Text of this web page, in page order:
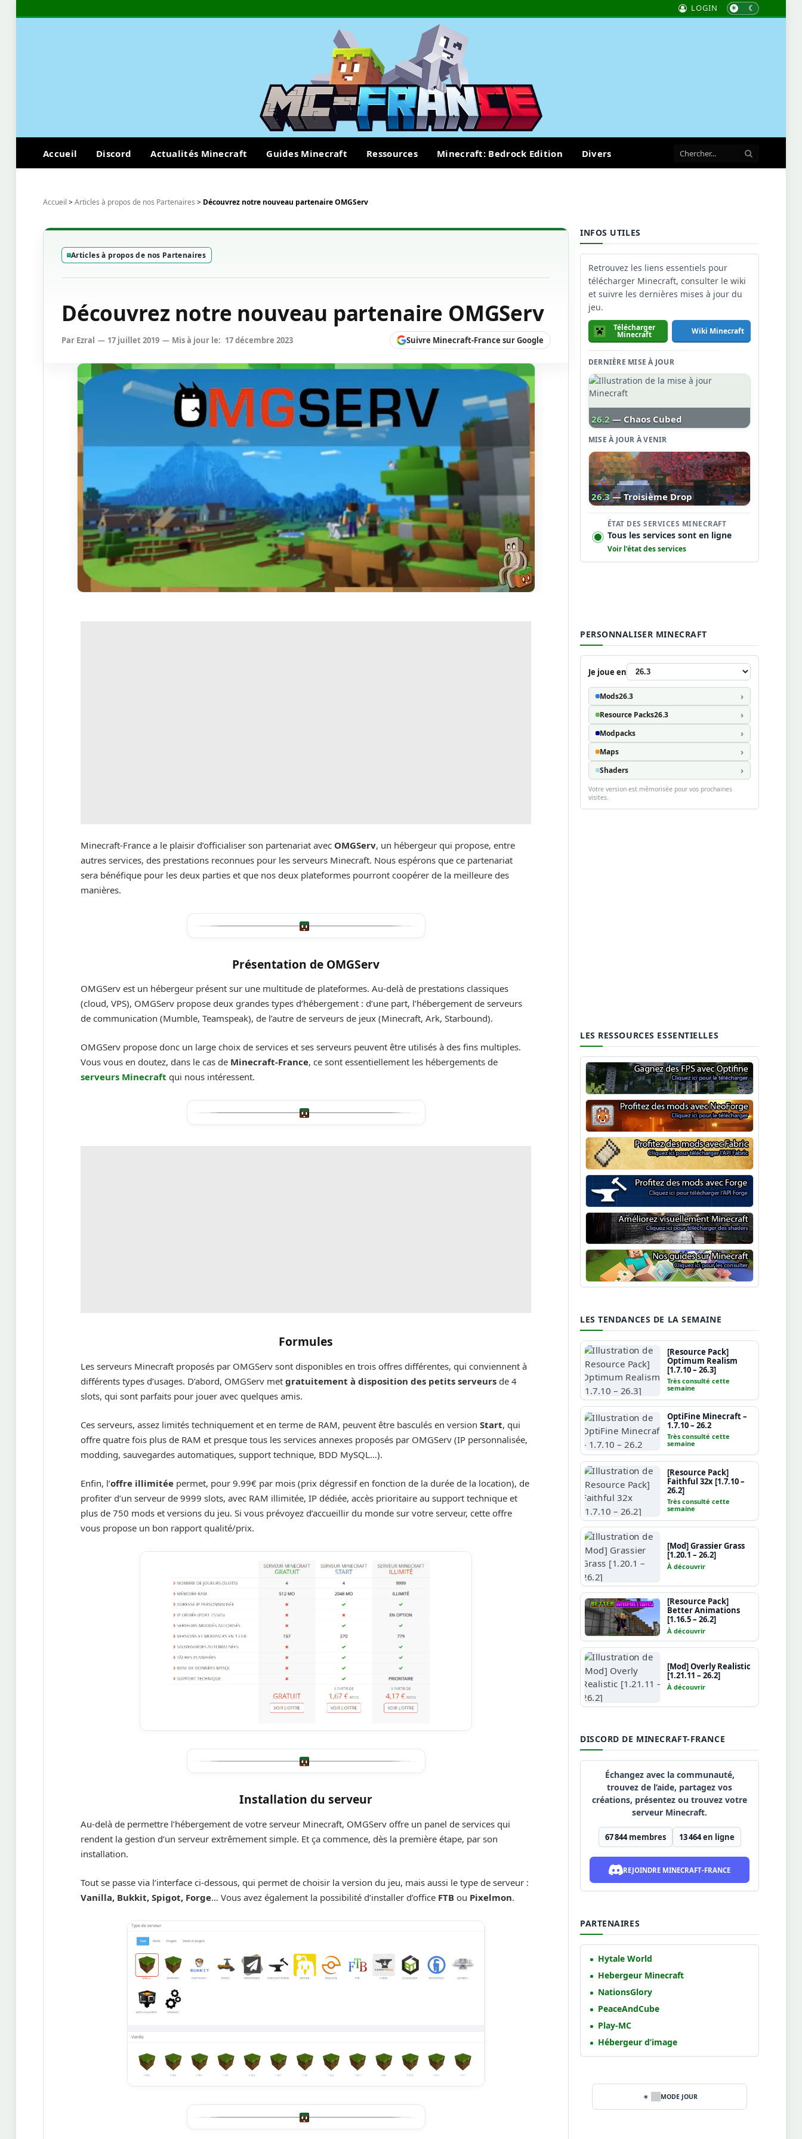
LOGIN
Accueil Discord Actualités Minecraft Guides Minecraft Ressources Minecraft: Bedrock Edition Divers
Accueil >Articles à propos de nos Partenaires > Découvrez notre nouveau partenaire OMGServ
Articles à propos de nos Partenaires
Découvrez notre nouveau partenaire OMGServ
Par Ezral 17 juillet 2019 Mis à jour le: 17 décembre 2023 Suivre Minecraft-France sur Google
Minecraft-France a le plaisir d’officialiser son partenariat avec OMGServ, un hébergeur qui propose, entre
autres services, des prestations reconnues pour les serveurs Minecraft. Nous espérons que ce partenariat
sera bénéfique pour les deux parties et que nos deux plateformes pourront coopérer de la meilleure des
manières.
Présentation de OMGServ
OMGServ est un hébergeur présent sur une multitude de plateformes. Au-delà de prestations classiques
(cloud, VPS), OMGServ propose deux grandes types d’hébergement : d’une part, l’hébergement de serveurs
de communication (Mumble, Teamspeak), de l’autre de serveurs de jeux (Minecraft, Ark, Starbound).
OMGServ propose donc un large choix de services et ses serveurs peuvent être utilisés à des fins multiples.
Vous vous en doutez, dans le cas de Minecraft-France, ce sont essentiellement les hébergements de
serveurs Minecraft qui nous intéressent.
Formules
Les serveurs Minecraft proposés par OMGServ sont disponibles en trois offres différentes, qui conviennent à
différents types d’usages. D’abord, OMGServ metgratuitement à disposition des petits serveurs de 4
slots, qui sont parfaits pour jouer avec quelques amis.
Ces serveurs, assez limités techniquement et en terme de RAM, peuvent être basculés en versionStart, qui
offre quatre fois plus de RAM et presque tous les services annexes proposés par OMGServ (IP personnalisée,
modding, sauvegardes automatiques, support technique, BDD MySQL…).
Enfin, l’offre illimitée permet, pour 9.99€ par mois (prix dégressif en fonction de la durée de la location), de
profiter d’un serveur de 9999 slots, avec RAM illimitée, IP dédiée, accès prioritaire au support technique et
plus de 750 mods et versions du jeu. Si vous prévoyez d’accueillir du monde sur votre serveur, cette offre
vous propose un bon rapport qualité/prix.
Installation du serveur
Au-delà de permettre l’hébergement de votre serveur Minecraft, OMGServ offre un panel de services qui
rendent la gestion d’un serveur extrêmement simple. Et ça commence, dès la première étape, par son
installation.
Tout se passe via l’interface ci-dessous, qui permet de choisir la version du jeu, mais aussi le type de serveur :
Vanilla, Bukkit, Spigot, Forge… Vous avez également la possibilité d’installer d’office FTB ou Pixelmon.
INFOS UTILES
Retrouvez les liens essentiels pour
télécharger Minecraft, consulter le wiki
et suivre les dernières mises à jour du
jeu.
Télécharger
Minecraft Wiki Minecraft
DERNIÈRE MISE À JOUR
26.2 — Chaos Cubed
MISE À JOUR À VENIR
26.3 — Troisième Drop
ÉTAT DES SERVICES MINECRAFT
Tous les services sont en ligne
Voir l’état des services
PERSONNALISER MINECRAFT
Je joue en
Mods26.3
Resource Packs26.3
Modpacks
Maps
Shaders
Votre version est mémorisée pour vos prochaines
visites.
LES RESSOURCES ESSENTIELLES
Optifine
NeoForge
Minecraft Fabric
Minecraft Forge
Shaders Minecraft
Guide Minecraft
LES TENDANCES DE LA SEMAINE
[Resource Pack]
Optimum Realism
[1.7.10 – 26.3]
Très consulté cette
semaine
OptiFine Minecraft –
1.7.10 – 26.2
Très consulté cette
semaine
[Resource Pack]
Faithful 32x [1.7.10 –
26.2]
Très consulté cette
semaine
[Mod] Grassier Grass
[1.20.1 – 26.2]
À découvrir
[Resource Pack]
Better Animations
[1.16.5 – 26.2]
À découvrir
[Mod] Overly Realistic
[1.21.11 – 26.2]
À découvrir
DISCORD DE MINECRAFT-FRANCE
Échangez avec la communauté,
trouvez de l’aide, partagez vos
créations, présentez ou trouvez votre
serveur Minecraft.
67 844membres 13 464en ligne
REJOINDRE MINECRAFT-FRANCE
PARTENAIRES
Hytale World
Hebergeur Minecraft
NationsGlory
PeaceAndCube
Play-MC
Hébergeur d’image
MODE JOUR